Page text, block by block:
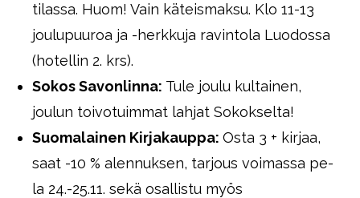
tilassa. Huom! Vain käteismaksu. Klo 11-13
joulupuuroa ja -herkkuja ravintola Luodossa
(hotellin 2. krs).
Sokos Savonlinna: Tule joulu kultainen,
joulun toivotuimmat lahjat Sokokselta!
Suomalainen Kirjakauppa: Osta 3 + kirjaa,
saat -10 % alennuksen, tarjous voimassa pe-
la 24.-25.11. sekä osallistu myös